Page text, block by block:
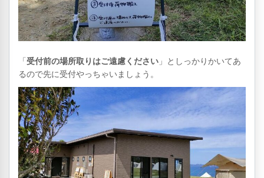
「受付前の場所取りはご遠慮ください」としっかりかいてあ
るので先に受付やっちゃいましょう。